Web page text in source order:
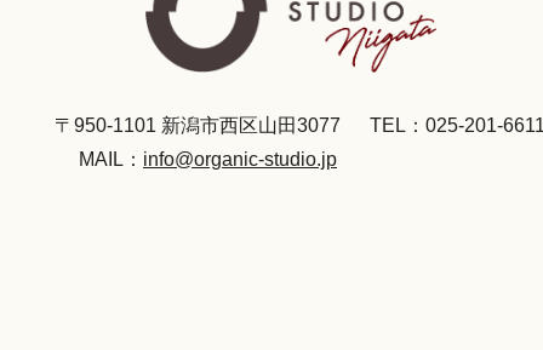
〒950-1101 新潟市西区山田3077
TEL：025-201-
MAIL： info@organic-studio.jp